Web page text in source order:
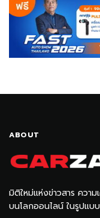
ABOUT
มิติใหม่แห่งข่าวสาร ควา
บนโลกออนไลน์ ในรูปแบ